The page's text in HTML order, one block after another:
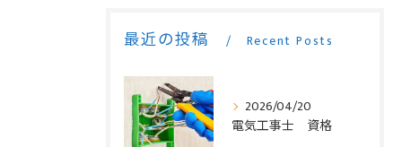
最近の投稿 Recent Posts
2026/04/20
電気工事士 資格
お問い合わせはこちら
お問い合わせはこちら